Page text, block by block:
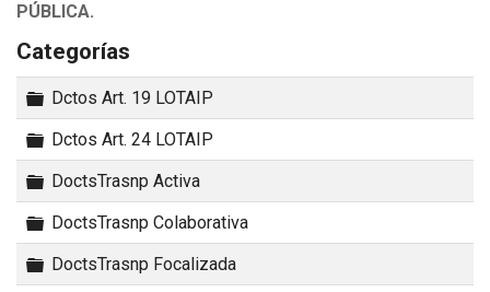
PÚBLICA.
Categorías
Carpeta
Dctos Art. 19 LOTAIP
Carpeta
Dctos Art. 24 LOTAIP
Carpeta
DoctsTrasnp Activa
Carpeta
DoctsTrasnp Colaborativa
Carpeta
DoctsTrasnp Focalizada